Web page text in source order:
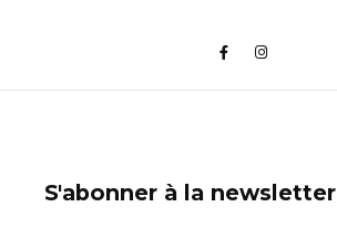
S'abonner à la newsletter